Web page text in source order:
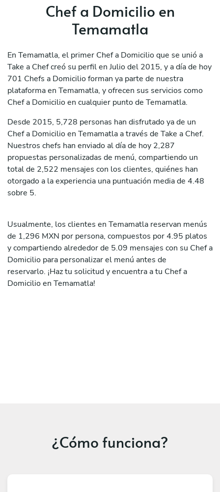
Chef a Domicilio en
Temamatla
En Temamatla, el primer Chef a Domicilio que se unió a
Take a Chef creó su perfil en Julio del 2015, y a día de hoy
701 Chefs a Domicilio forman ya parte de nuestra
plataforma en Temamatla, y ofrecen sus servicios como
Chef a Domicilio en cualquier punto de Temamatla.
Desde 2015, 5,728 personas han disfrutado ya de un
Chef a Domicilio en Temamatla a través de Take a Chef.
Nuestros chefs han enviado al día de hoy 2,287
propuestas personalizadas de menú, compartiendo un
total de 2,522 mensajes con los clientes, quiénes han
otorgado a la experiencia una puntuación media de 4.48
sobre 5.
Usualmente, los clientes en Temamatla reservan menús
de 1,296 MXN por persona, compuestos por 4.95 platos
y compartiendo alrededor de 5.09 mensajes con su Chef a
Domicilio para personalizar el menú antes de
reservarlo. ¡Haz tu solicitud y encuentra a tu Chef a
Domicilio en Temamatla!
¿Cómo funciona?